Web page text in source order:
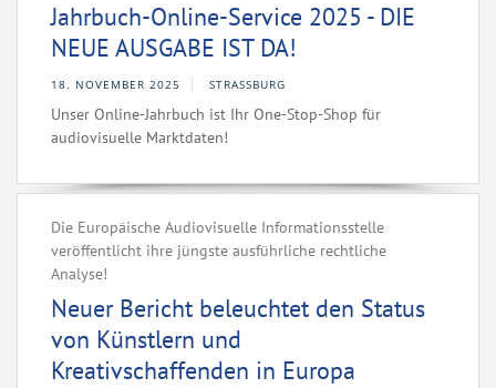
Jahrbuch-Online-Service 2025 - DIE
NEUE AUSGABE IST DA!
18. NOVEMBER 2025 STRASSBURG
Unser Online-Jahrbuch ist Ihr One-Stop-Shop für
audiovisuelle Marktdaten!
Die Europäische Audiovisuelle Informationsstelle
veröffentlicht ihre jüngste ausführliche rechtliche
Analyse!‌ ‌ ‌
Neuer Bericht beleuchtet den Status
von Künstlern und
Kreativschaffenden in Europa